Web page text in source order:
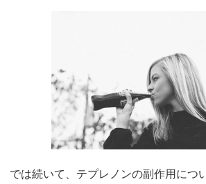
では続いて、テプレノンの副作用につ